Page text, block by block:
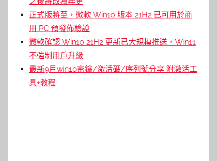
正式版將至，微軟 Win10 版本 21H2 已可用於商
用 PC 預發佈驗證
微軟確認 Win10 21H2 更新已大規模推送，Win11
不強制用戶升級
最新9月win10密鑰/激活碼/序列號分享 附激活工
具+教程